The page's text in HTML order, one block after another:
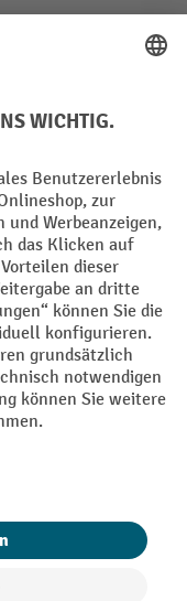
Versandkosten und ggf.
Rabatt gilt nicht auf
Der Gutschein ist 10
von 250,- € online
je nach